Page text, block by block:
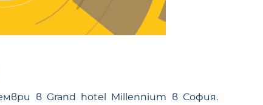
в Grand hotel Millennium в София.